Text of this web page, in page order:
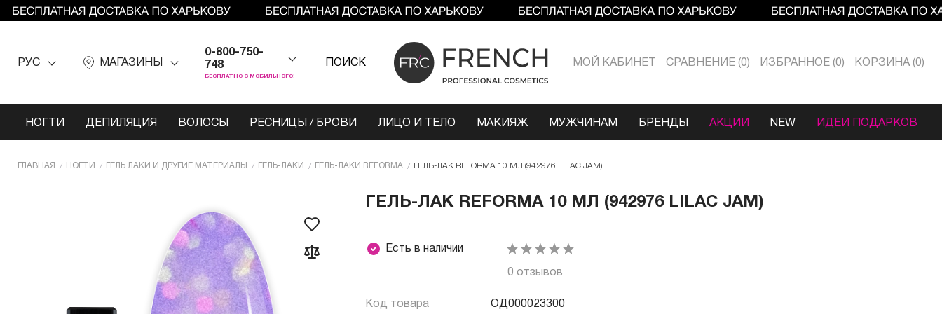
РУС МАГАЗИНЫ
0-800-750-
748
БЕСПЛАТНО С МОБИЛЬНОГО!
ПОИСК МОЙ КАБИНЕТ СРАВНЕНИЕ 0 ИЗБРАННОЕ 0 КОРЗИНА 0
НОГТИ ДЕПИЛЯЦИЯ ВОЛОСЫ РЕСНИЦЫ / БРОВИ ЛИЦО И ТЕЛО МАКИЯЖ МУЖЧИНАМ БРЕНДЫ АКЦИИ NEW ИДЕИ ПОДАРКОВ
ГЛАВНАЯ НОГТИ ГЕЛЬ ЛАКИ И ДРУГИЕ МАТЕРИАЛЫ ГЕЛЬ-ЛАКИ ГЕЛЬ-ЛАКИ REFORMA ГЕЛЬ-ЛАК REFORMA 10 МЛ (942976 LILAC JAM)
ГЕЛЬ-ЛАК REFORMA 10 МЛ (942976 LILAC JAM)
Есть в наличии
0 отзывов
Код товара ОД000023300